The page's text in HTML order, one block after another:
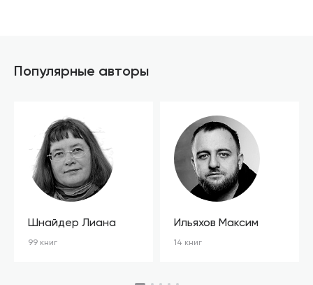
Популярные авторы
Шнайдер Лиана
99 книг
Ильяхов Максим
14 книг